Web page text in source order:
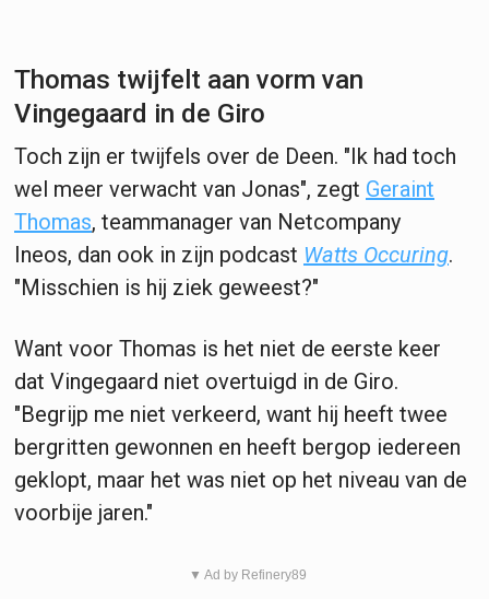
Thomas twijfelt aan vorm van
Vingegaard in de Giro
Toch zijn er twijfels over de Deen. "Ik had toch
wel meer verwacht van Jonas", zegt Geraint
Thomas, teammanager van Netcompany
Ineos, dan ook in zijn podcast Watts Occuring.
"Misschien is hij ziek geweest?"
Want voor Thomas is het niet de eerste keer
dat Vingegaard niet overtuigd in de Giro.
"Begrijp me niet verkeerd, want hij heeft twee
bergritten gewonnen en heeft bergop iedereen
geklopt, maar het was niet op het niveau van de
voorbije jaren."
▼ Ad by Refinery89